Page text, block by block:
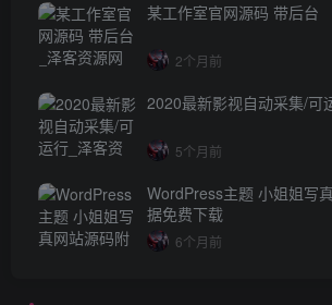
某工作室官网源码 带后台
2个月前
2020最新影视自动采集/可
5个月前
WordPress主题 小姐姐写
据免费下载
6个月前